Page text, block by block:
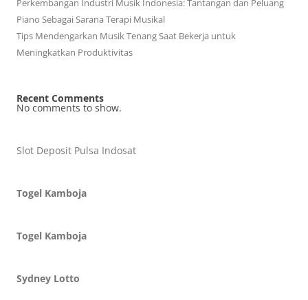
Perkembangan Industri Musik Indonesia: Tantangan dan Peluang
Piano Sebagai Sarana Terapi Musikal
Tips Mendengarkan Musik Tenang Saat Bekerja untuk
Meningkatkan Produktivitas
Recent Comments
No comments to show.
Slot Deposit Pulsa Indosat
Togel Kamboja
Togel Kamboja
Sydney Lotto